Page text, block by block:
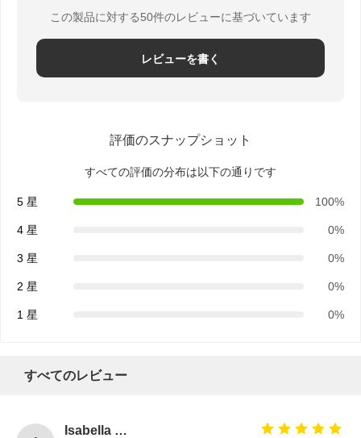
この製品に対する50件のレビューに基づいています
レビューを書く
評価のスナップショット
すべての評価の分布は以下の通りです
5 星 100%
4 星 0%
3 星 0%
2 星 0%
1 星 0%
すべてのレビュー
Isabella Gomez